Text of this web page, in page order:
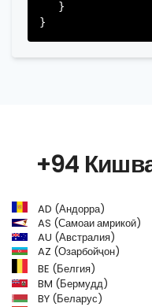
+94
AD (Андорра)
AS (Самоаи амрикоӣ)
AU (Австралия)
AZ (Озарбойҷон)
BE (Белгия)
BM (Бермудд)
BY (Беларус)